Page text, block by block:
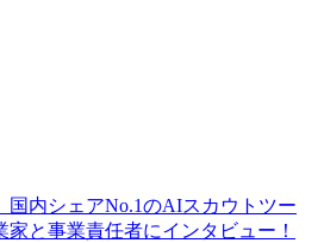
国内シェアNo.1のAIスカウトツー
と事業責任者にインタビュー！